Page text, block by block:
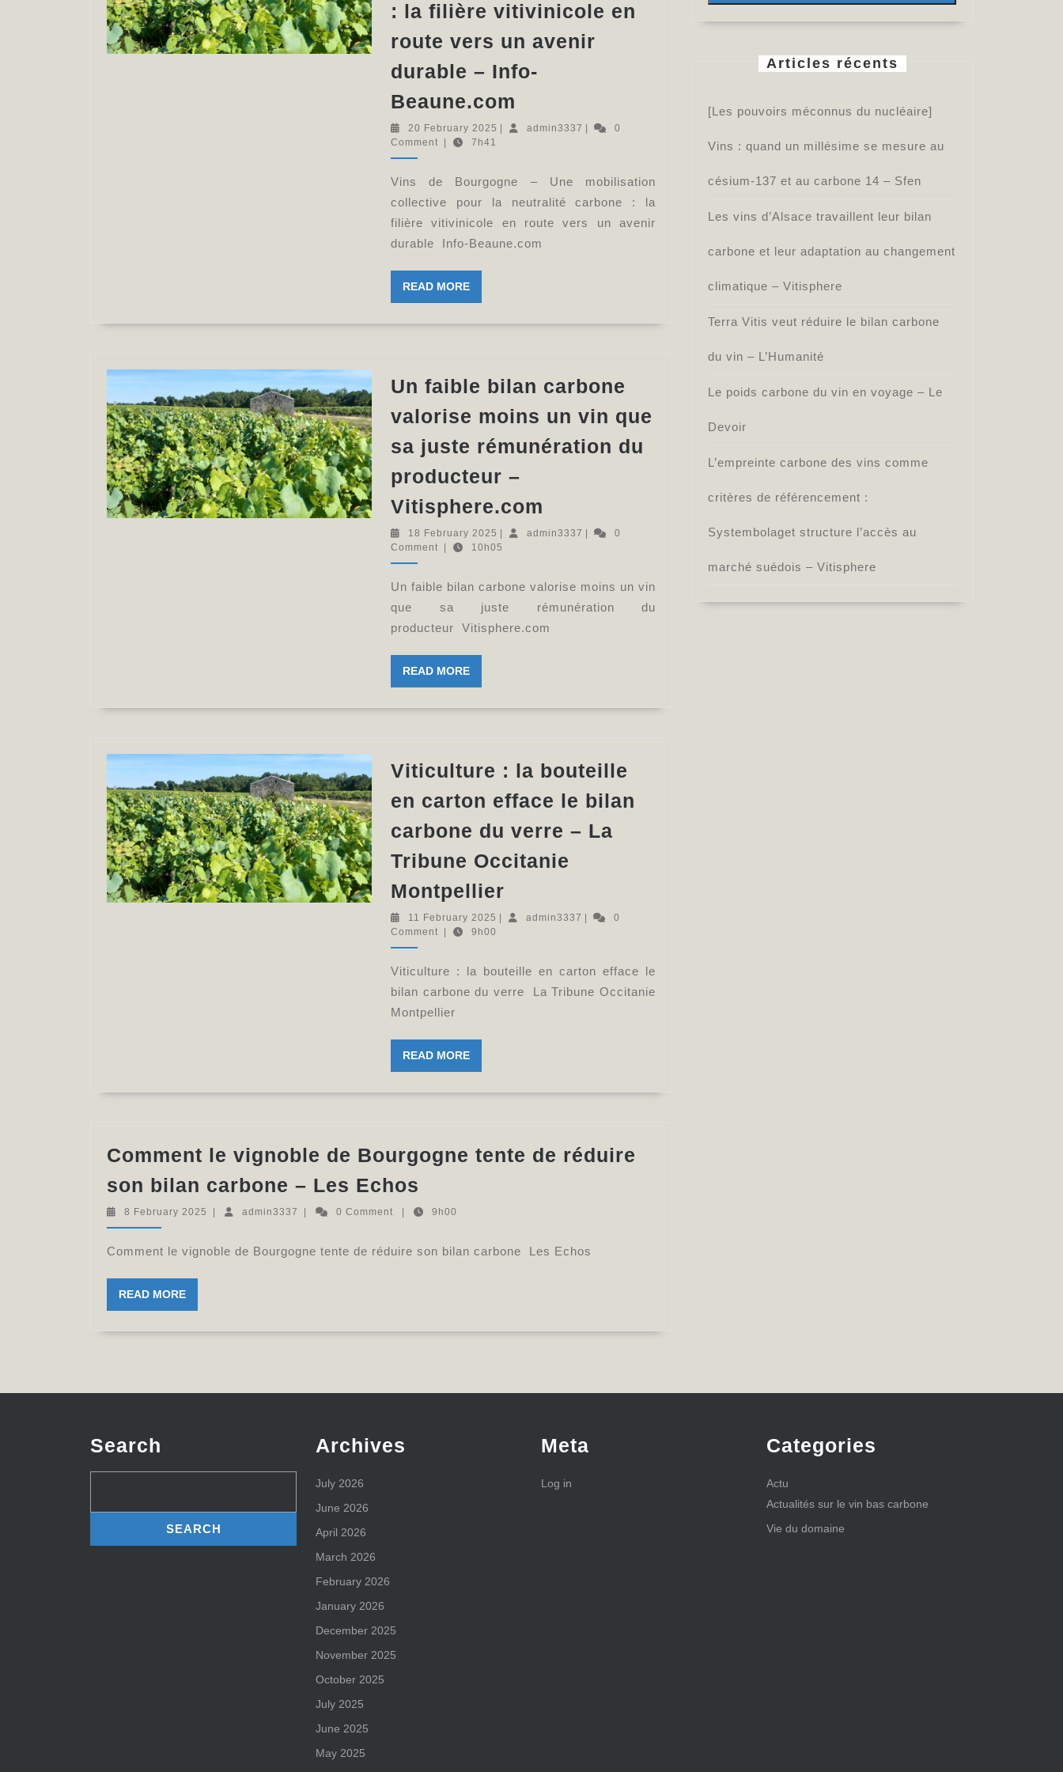
: la filière vitivinicole en
route vers un avenir
durable – Info-
Beaune.com
de
Une
mobilisation
collective
la
vitivinicole
en
route
vers
–
Info-
20 February 2025 20
admin3337 admin3337
0
Comment
7h41
Vins de Bourgogne – Une mobilisation
collective pour la neutralité carbone : la
filière vitivinicole en route vers un avenir
durable Info-Beaune.com
READ MOREREAD
MORE
Un faible bilan carbone
valorise moins un vin que
sa juste rémunération du
producteur –
Vitisphere.com
faible
valorise
sa
rémunération
producteur
–
Vitisphere.com
18 February 2025 18
February
admin3337 admin3337
0
Comment
10h05
Un faible bilan carbone valorise moins un vin
que sa juste rémunération du
producteur Vitisphere.com
READ MOREREAD
MORE
Viticulture : la bouteille
en carton efface le bilan
carbone du verre – La
Tribune Occitanie
Montpellier
:
en
carton
carbone
verre
–
Occitanie
11 February 2025 11
| admin3337 admin3337
|
0
Comment
| 9h00
Viticulture : la bouteille en carton efface le
bilan carbone du verre La Tribune Occitanie
Montpellier
READ MOREREAD
MORE
Comment le vignoble de Bourgogne tente de réduire
son bilan carbone – Les Echos
le
de
bilan
8 February 2025 | admin3337 admin3337
| 0 Comment | 9h00
Comment le vignoble de Bourgogne tente de réduire son bilan carbone Les Echos
READ MOREREAD
MORE
Articles récents
[Les pouvoirs méconnus du nucléaire]
Vins : quand un millésime se mesure au
césium-137 et au carbone 14 – Sfen
Les vins d’Alsace travaillent leur bilan
carbone et leur adaptation au changement
climatique – Vitisphere
Terra Vitis veut réduire le bilan carbone
du vin – L’Humanité
Le poids carbone du vin en voyage – Le
Devoir
L’empreinte carbone des vins comme
critères de référencement :
Systembolaget structure l’accès au
marché suédois – Vitisphere
Search Archives
July 2026
June 2026
April 2026
March 2026
February 2026
January 2026
December 2025
November 2025
October 2025
July 2025
June 2025
May 2025
Meta
Log in
Categories
Actu
Actualités sur le vin bas carbone
Vie du domaine